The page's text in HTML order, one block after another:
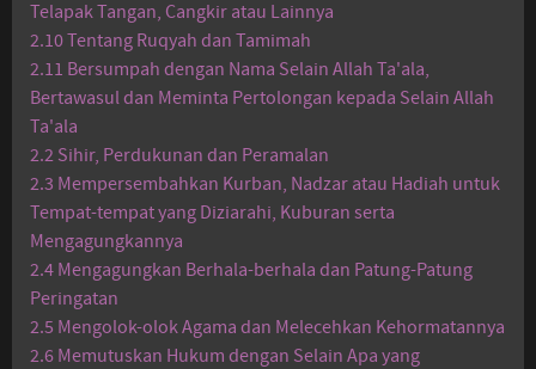
Telapak Tangan, Cangkir atau Lainnya
2.10 Tentang Ruqyah dan Tamimah
2.11 Bersumpah dengan Nama Selain Allah Ta'ala,
Bertawasul dan Meminta Pertolongan kepada Selain Allah
Ta'ala
2.2 Sihir, Perdukunan dan Peramalan
2.3 Mempersembahkan Kurban, Nadzar atau Hadiah untuk
Tempat-tempat yang Diziarahi, Kuburan serta
Mengagungkannya
2.4 Mengagungkan Berhala-berhala dan Patung-Patung
Peringatan
2.5 Mengolok-olok Agama dan Melecehkan Kehormatannya
2.6 Memutuskan Hukum dengan Selain Apa yang